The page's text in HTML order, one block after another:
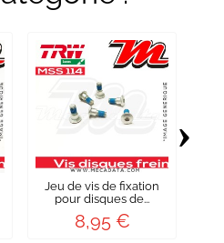
Jeu de vis de fixation
pour disques de...
8,95 €
›